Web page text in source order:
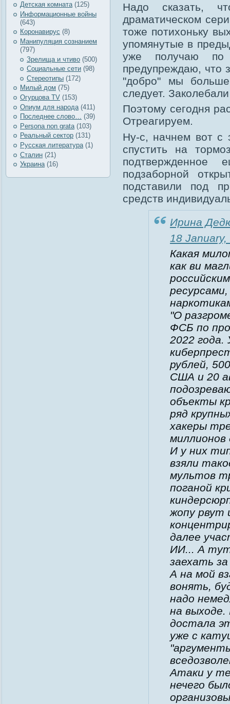
Детская комната(125)
Информационные войны
(643)
Коронавирус (8)
Манипуляция сознанием
(797)
Зрелища и чтиво (500)
Социальные сети (98)
Стереотипы (172)
Милый дом (75)
Огурцова TV (153)
Опиум для народа (411)
Последнее слово… (39)
Рersona non grata (103)
Реальный сектор (131)
Русская литература (1)
Сталин (21)
Украина(16)
Надо сказать,
драматическом
тоже потихоньку
упомянутые в
уже получаю
предупреждаю, что
"добро" мы
следует.
Поэтому сегодня
Отреагируем.
Ну-с, начнем вот с
спустить на
подзаборной
подставили под
средств
Ирина
18
Какая
как ви
"О
ФСБ по
2022 года.
рублей,
США и 20
объекты
ряд
хакеры
миллионов
И у них
взяли
мультов
поганой
жопу рвут
далее
ИИ... А тут
заехать
А на мой
вонять,
надо
на выходе.
достала
уже с
Атаки у
нечего